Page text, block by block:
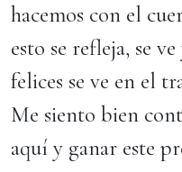
hacemos con el
esto se refleja, se
felices se ve en el
Me siento bien
aquí y ganar este